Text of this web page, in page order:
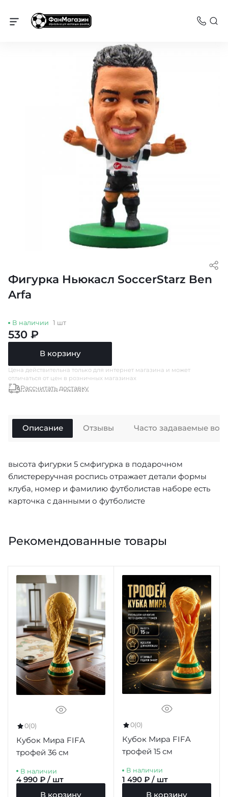
Ньюкасл Юнайтед
Фигурка Ньюкасл SoccerStarz Ben
Arfa
В наличии 1 шт
530 ₽
В корзину
Цена действительна только для интернет магазина и может
отличаться от цен в розничных магазинах
Рассчитать доставку
Описание
высота фигурки 5 смфигурка в подарочном
блистереручная роспись отражает детали формы
клуба, номер и фамилию футболистав наборе есть
карточка с данными о футболисте
Отзывы Часто задаваемые
Рекомендованные товары
0(0)
Кубок Мира FIFA
трофей 36 см
В наличии
4 990 ₽ / шт
В корзину
0(0)
Кубок Мира FIFA
трофей 15 см
В наличии
1 490 ₽ / шт
В корзину